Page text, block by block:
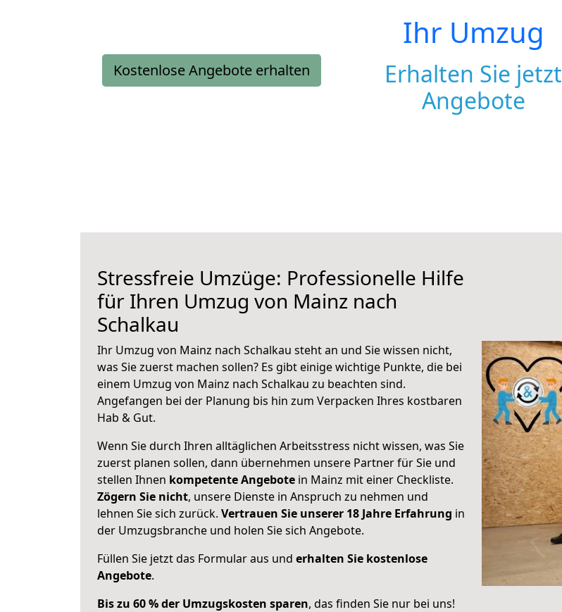
Kostenlose Angebote erhalten
Ihr Umzug
Erhalten Sie jetzt
Angebote
Stressfreie Umzüge: Professionelle Hilfe
für Ihren Umzug von Mainz nach
Schalkau
Ihr Umzug von Mainz nach Schalkau steht an und Sie wissen nicht,
was Sie zuerst machen sollen? Es gibt einige wichtige Punkte, die bei
einem Umzug von Mainz nach Schalkau zu beachten sind.
Angefangen bei der Planung bis hin zum Verpacken Ihres kostbaren
Hab & Gut.
Wenn Sie durch Ihren alltäglichen Arbeitsstress nicht wissen, was Sie
zuerst planen sollen, dann übernehmen unsere Partner für Sie und
stellen Ihnen kompetente Angebote in Mainz mit einer Checkliste.
Zögern Sie nicht, unsere Dienste in Anspruch zu nehmen und
lehnen Sie sich zurück. Vertrauen Sie unserer 18 Jahre Erfahrung in
der Umzugsbranche und holen Sie sich Angebote.
Füllen Sie jetzt das Formular aus und erhalten Sie kostenlose
Angebote.
Bis zu 60 % der Umzugskosten sparen, das finden Sie nur bei uns!